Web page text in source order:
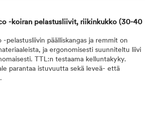
-koiran pelastusliivit, riikinkukko (30-40
pelastusliivin päälliskangas ja remmit on
ja ergonomisesti suunniteltu liivi
TTL:n testaama kelluntakyky.
parantaa istuvuutta sekä leveä- että